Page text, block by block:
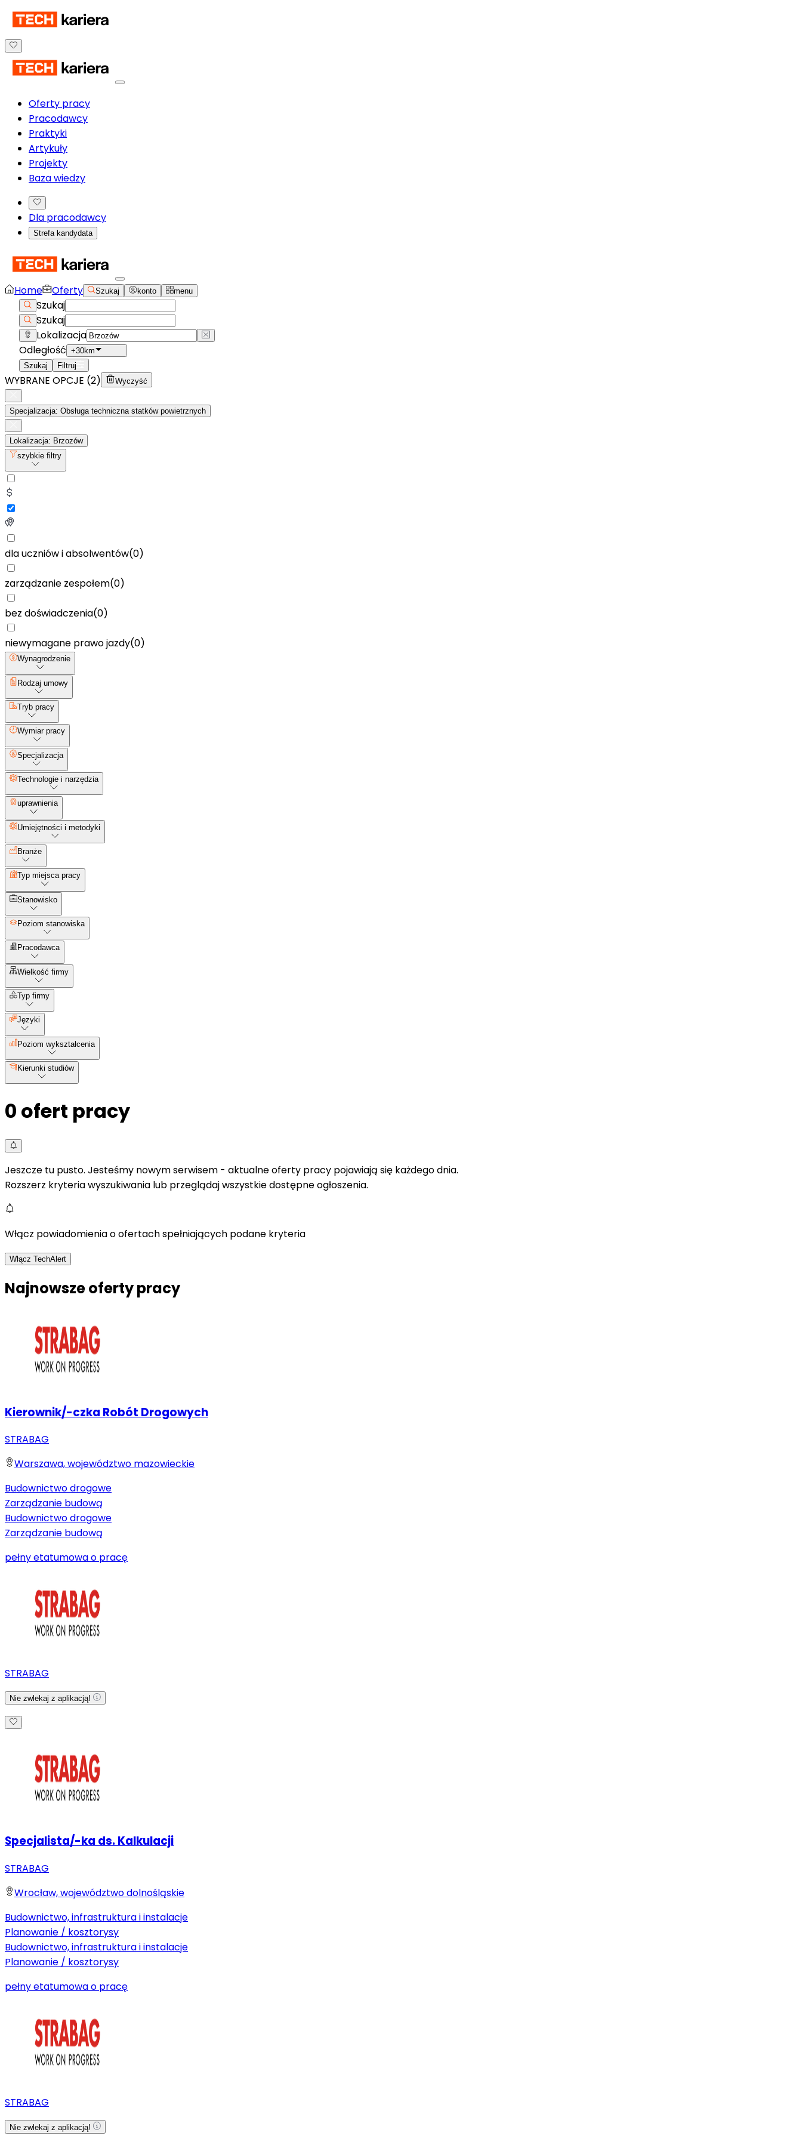
Oferty pracy
Pracodawcy
Praktyki
Artykuły
Projekty
Baza wiedzy
Dla pracodawcy
Strefa kandydata
Home Oferty Szukaj konto menu
Szukaj
Szukaj
Lokalizacja
Odległość +30km
Szukaj
Filtruj
WYBRANE OPCJE (2) Wyczyść
Specjalizacja: Obsługa techniczna statków powietrznych
Lokalizacja: Brzozów
szybkie filtry
dla uczniów i absolwentów(0)
zarządzanie zespołem(0)
bez doświadczenia(0)
niewymagane prawo jazdy(0)
Wynagrodzenie
Rodzaj umowy
Tryb pracy
Wymiar pracy
Specjalizacja
Technologie i narzędzia
uprawnienia
Umiejętności i metodyki
Branże
Typ miejsca pracy
Stanowisko
Poziom stanowiska
Pracodawca
Wielkość firmy
Typ firmy
Języki
Poziom wykształcenia
Kierunki studiów
0 ofert pracy
Jeszcze tu pusto. Jesteśmy nowym serwisem - aktualne oferty pracy pojawiają się każdego dnia.
Rozszerz kryteria wyszukiwania lub przeglądaj wszystkie dostępne ogłoszenia.
Włącz powiadomienia o ofertach spełniających podane kryteria
Włącz TechAlert
Najnowsze oferty pracy
Kierownik/-czka Robót Drogowych
STRABAG
Warszawa, województwo mazowieckie
Budownictwo drogowe
Zarządzanie budową
Budownictwo drogowe
Zarządzanie budową
pełny etatumowa o pracę
STRABAG
Nie zwlekaj z aplikacją!
Specjalista/-ka ds. Kalkulacji
STRABAG
Wrocław, województwo dolnośląskie
Budownictwo, infrastruktura i instalacje
Planowanie / kosztorysy
Budownictwo, infrastruktura i instalacje
Planowanie / kosztorysy
pełny etatumowa o pracę
STRABAG
Nie zwlekaj z aplikacją!